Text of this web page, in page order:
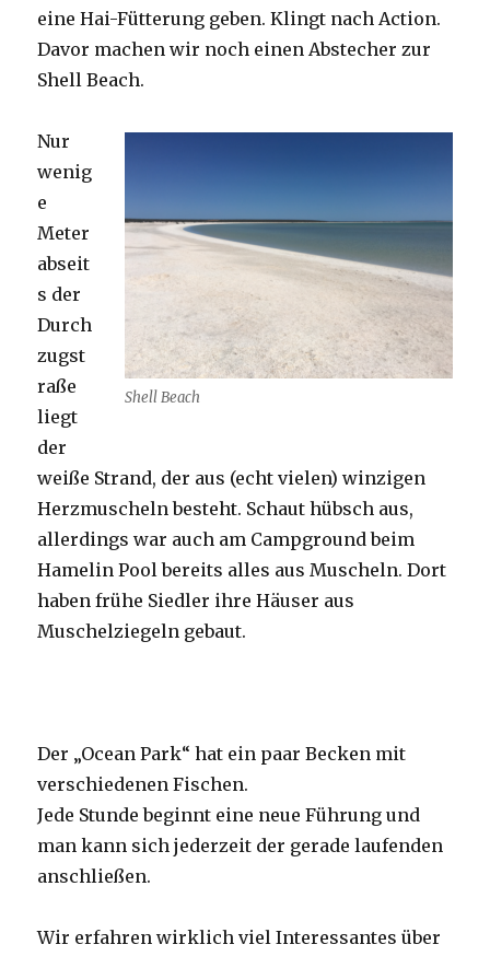
eine Hai-Fütterung geben. Klingt nach Action.
Davor machen wir noch einen Abstecher zur
Shell Beach.
Shell Beach
Nur
wenig
e
Meter
abseit
s der
Durch
zugst
raße
liegt
der
weiße Strand, der aus (echt vielen) winzigen
Herzmuscheln besteht. Schaut hübsch aus,
allerdings war auch am Campground beim
Hamelin Pool bereits alles aus Muscheln. Dort
haben frühe Siedler ihre Häuser aus
Muschelziegeln gebaut.
Der „Ocean Park“ hat ein paar Becken mit
verschiedenen Fischen.
Jede Stunde beginnt eine neue Führung und
man kann sich jederzeit der gerade laufenden
anschließen.
Wir erfahren wirklich viel Interessantes über